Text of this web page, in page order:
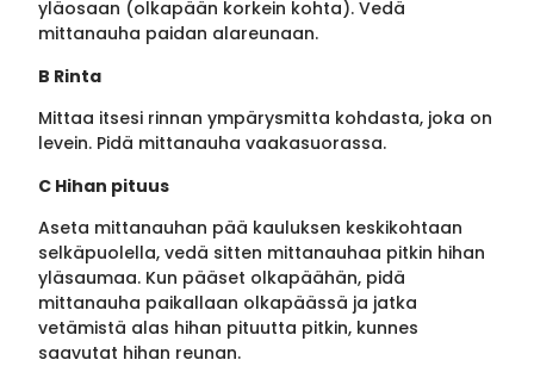
yläosaan (olkapään korkein kohta). Vedä
mittanauha paidan alareunaan.
B Rinta
Mittaa itsesi rinnan ympärysmitta kohdasta, joka on
levein. Pidä mittanauha vaakasuorassa.
C Hihan pituus
Aseta mittanauhan pää kauluksen keskikohtaan
selkäpuolella, vedä sitten mittanauhaa pitkin hihan
yläsaumaa. Kun pääset olkapäähän, pidä
mittanauha paikallaan olkapäässä ja jatka
vetämistä alas hihan pituutta pitkin, kunnes
saavutat hihan reunan.